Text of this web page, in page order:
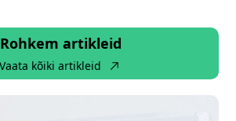
Rohkem artikleid
Vaata kõiki artikleid